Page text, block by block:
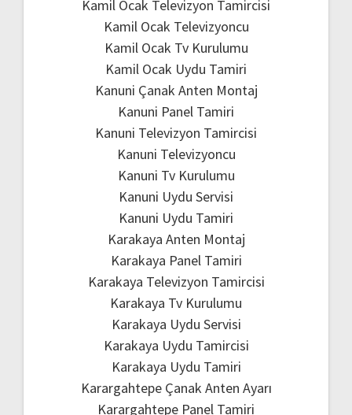
Kamil Ocak Televizyon Tamircisi
Kamil Ocak Televizyoncu
Kamil Ocak Tv Kurulumu
Kamil Ocak Uydu Tamiri
Kanuni Çanak Anten Montaj
Kanuni Panel Tamiri
Kanuni Televizyon Tamircisi
Kanuni Televizyoncu
Kanuni Tv Kurulumu
Kanuni Uydu Servisi
Kanuni Uydu Tamiri
Karakaya Anten Montaj
Karakaya Panel Tamiri
Karakaya Televizyon Tamircisi
Karakaya Tv Kurulumu
Karakaya Uydu Servisi
Karakaya Uydu Tamircisi
Karakaya Uydu Tamiri
Karargahtepe Çanak Anten Ayarı
Karargahtepe Panel Tamiri